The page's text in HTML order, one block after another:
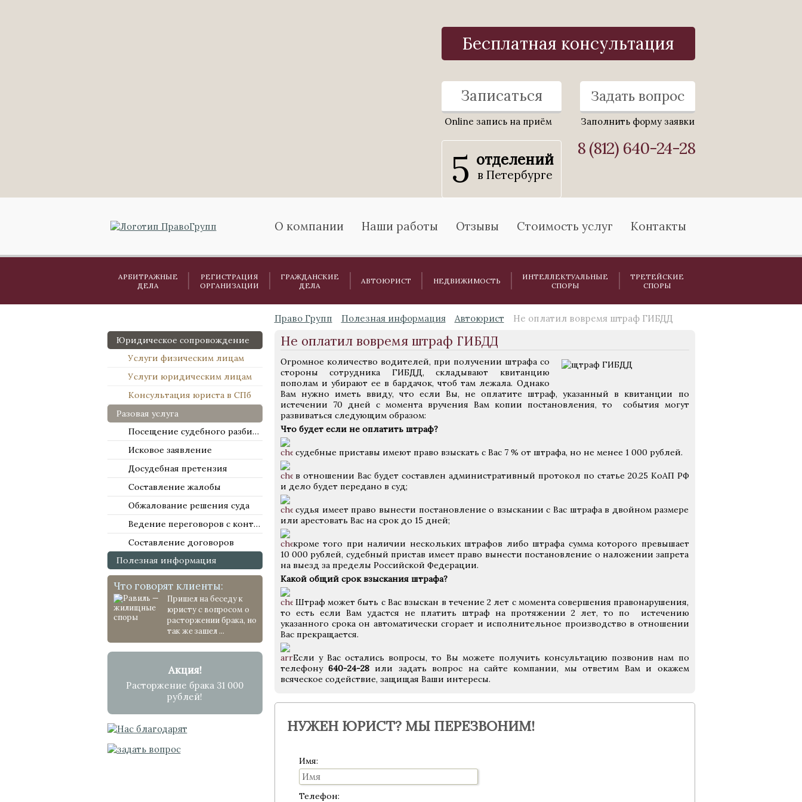
Бесплатная консультация
Записаться
Online запись на приём
Задать вопрос
Заполнить форму заявки
5 отделений
в Петербурге
8 (812) 640-24-28
О компании Наши работы Отзывы Стоимость услуг Контакты
АРБИТРАЖНЫЕ
ДЕЛА
РЕГИСТРАЦИЯ
ОРГАНИЗАЦИИ
ГРАЖДАНСКИЕ
ДЕЛА
АВТОЮРИСТ НЕДВИЖИМОСТЬ
ИНТЕЛЛЕКТУАЛЬНЫЕ
СПОРЫ
ТРЕТЕЙСКИЕ
СПОРЫ
Юридическое сопровождение
Услуги физическим лицам
Услуги юридическим лицам
Консультация юриста в СПб
Разовая услуга
Посещение судебного разбирательства
Исковое заявление
Досудебная претензия
Составление жалобы
Обжалование решения суда
Ведение переговоров с контрагентами
Составление договоров
Полезная информация
Что говорят клиенты:
Пришел на беседу к
юристу с вопросом о
расторжении брака, но
так же зашел ...
Акция!
Расторжение брака 31 000
рублей!
Право Групп Полезная информация Автоюрист Не оплатил вовремя штраф ГИБДД
Не оплатил вовремя штраф ГИБДД
Огромное количество водителей, при получении штрафа со
стороны сотрудника ГИБДД, складывают квитанцию
пополам и убирают ее в бардачок, чтоб там лежала. Однако
Вам нужно иметь ввиду, что если Вы, не оплатите штраф, указанный в квитанции по
истечении 70 дней с момента вручения Вам копии постановления, то события могут
развиваться следующим образом:
Что будет если не оплатить штраф?
судебные приставы имеют право взыскать с Вас 7 % от штрафа, но не менее 1 000 рублей.
в отношении Вас будет составлен административный протокол по статье 20.25 КоАП РФ
и дело будет передано в суд;
судья имеет право вынести постановление о взыскании с Вас штрафа в двойном размере
или арестовать Вас на срок до 15 дней;
кроме того при наличии нескольких штрафов либо штрафа сумма которого превышает
10 000 рублей, судебный пристав имеет право вынести постановление о наложении запрета
на выезд за пределы Российской Федерации.
Какой общий срок взыскания штрафа?
Штраф может быть с Вас взыскан в течение 2 лет с момента совершения правонарушения,
то есть если Вам удастся не платить штраф на протяжении 2 лет, то по истечению
указанного срока он автоматически сгорает и исполнительное производство в отношении
Вас прекращается.
Если у Вас остались вопросы, то Вы можете получить консультацию позвонив нам по
телефону 640-24-28или задать вопрос на сайте компании, мы ответим Вам и окажем
всяческое содействие, защищая Ваши интересы.
НУЖЕН ЮРИСТ? МЫ ПЕРЕЗВОНИМ!
Имя:
Телефон: